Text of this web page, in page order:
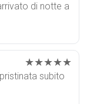
di notte a
★★★★★
subito